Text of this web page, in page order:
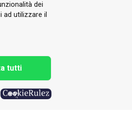
dei
ad utilizzare il
tutti